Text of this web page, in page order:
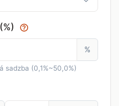
%
sadzba (0,1%~50,0%)